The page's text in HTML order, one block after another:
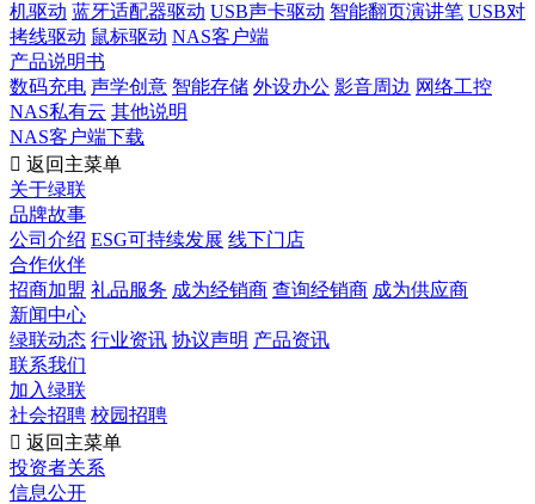
机驱动 蓝牙适配器驱动 USB声卡驱动 智能翻页演讲笔 USB对
拷线驱动 鼠标驱动 NAS客户端
产品说明书
数码充电 声学创意 智能存储 外设办公 影音周边 网络工控
NAS私有云 其他说明
NAS客户端下载
 返回主菜单
关于绿联
品牌故事
公司介绍 ESG可持续发展 线下门店
合作伙伴
招商加盟 礼品服务 成为经销商 查询经销商 成为供应商
新闻中心
绿联动态 行业资讯 协议声明 产品资讯
联系我们
加入绿联
社会招聘 校园招聘
 返回主菜单
投资者关系
信息公开